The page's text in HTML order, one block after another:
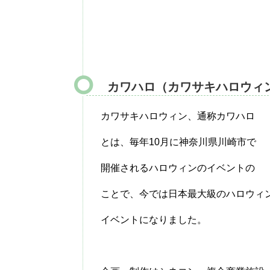
カワハロ（カワサキハロウィ
カワサキハロウィン、通称カワハロ
とは、毎年10月に神奈川県川崎市で
開催されるハロウィンのイベントの
ことで、今では日本最大級のハロウィ
イベントになりました。